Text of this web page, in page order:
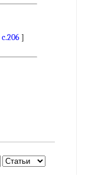
c.206]